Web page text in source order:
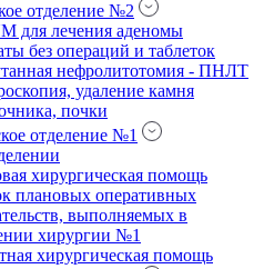
отделение №2
для лечения аденомы
без операций и таблеток
нефролитотомия - ПНЛТ
удаление камня
почки
отделение №1
хирургическая помощь
плановых оперативных
выполняемых в
хирургии №1
хирургическая помощь